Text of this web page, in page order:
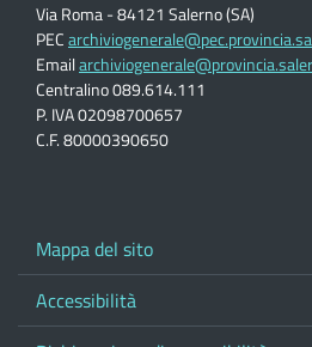
Via Roma - 84121 Salerno (SA)
PEC
Email
Centralino 089.614.111
P. IVA 02098700657
C.F. 80000390650
Mappa del sito
Accessibilità